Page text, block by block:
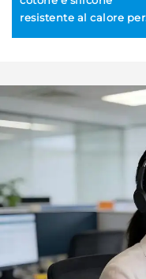
resistente al calore per